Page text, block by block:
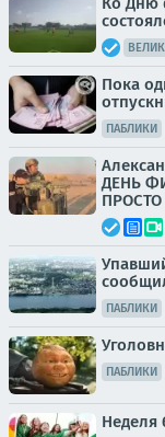
Пока
ПАБЛИКИ
ДЕНЬ
ПАБЛИКИ
ПАБЛИКИ
Неделя